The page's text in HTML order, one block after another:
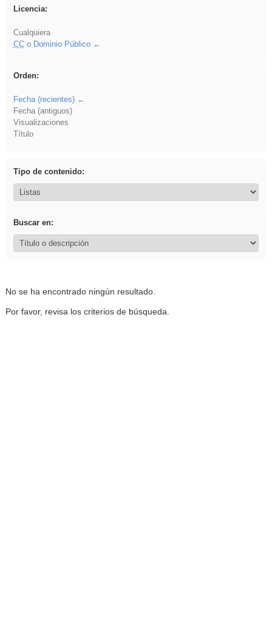
Licencia:
Cualquiera
CCo Dominio Público
Orden:
Fecha (recientes)
Fecha (antiguos)
Visualizaciones
Título
Tipo de contenido:
Buscar en:
No se ha encontrado ningún resultado.
Por favor, revisa los criterios de búsqueda.